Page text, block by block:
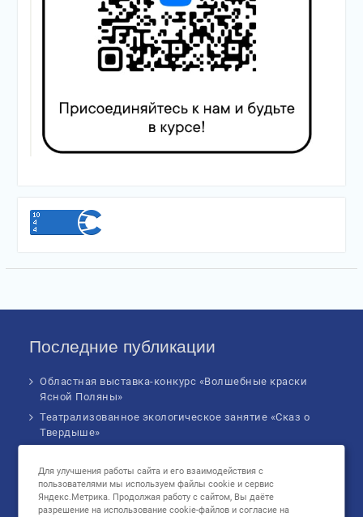
Последние публикации
Областная выставка-конкурс «Волшебные краски
Ясной Поляны»
Театрализованное экологическое занятие «Сказ о
Твердыше»
форума
Музыкальное бинго!
Познавательное занятие «В сердце России: флаг
Для улучшения работы сайта и его взаимодействия с
пользователями мы используем файлы cookie и сервис
Яндекс.Метрика. Продолжая работу с сайтом, Вы даёте
разрешение на использование cookie-файлов и согласие на